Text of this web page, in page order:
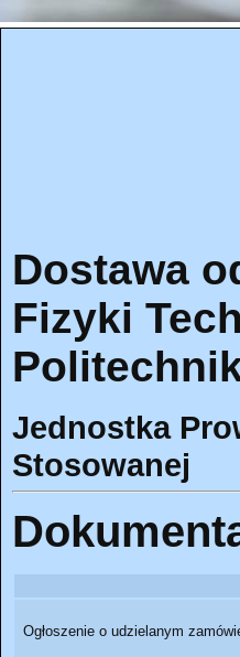
Dostawa
Fizyki
Jednostka
Stosowanej
Ogłoszenie o udzielanym